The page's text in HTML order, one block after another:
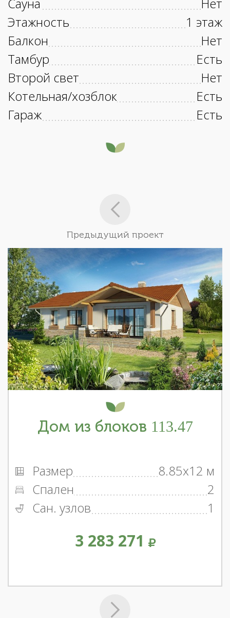
Этажность
1 этаж
Балкон
Нет
Тамбур
Есть
Второй свет
Нет
Котельная/хозблок
Есть
Гараж
Есть
Предыдущий проект
Дом из блоков 113.47
Размер
8.85x12 м
Спален
2
Сан. узлов
1
3 283 271